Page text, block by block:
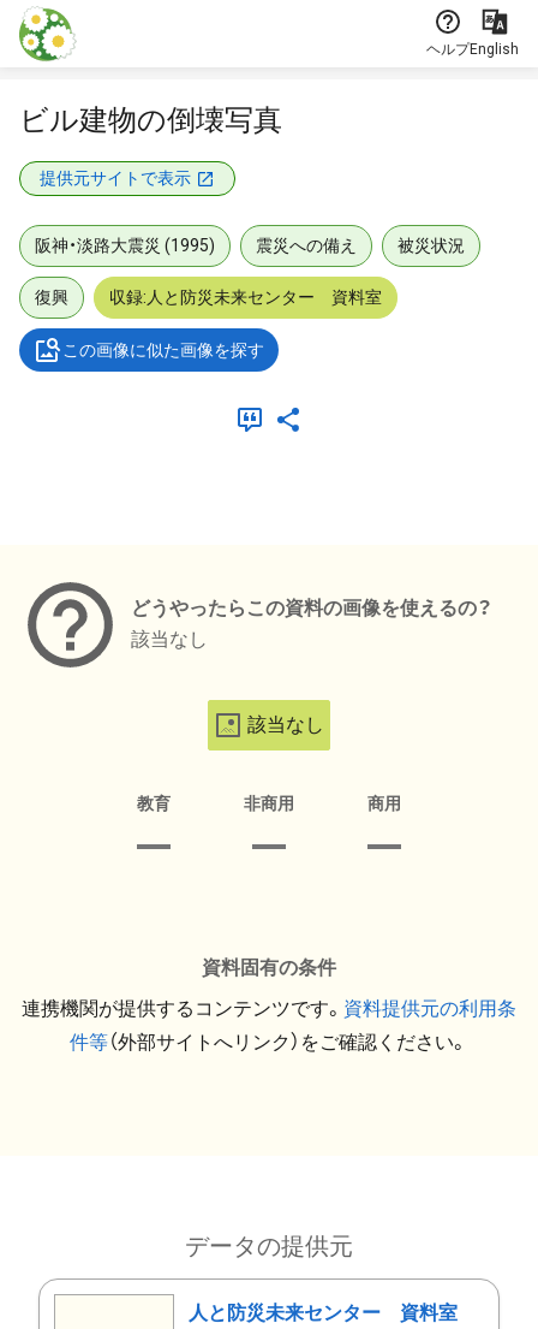
本文に飛ぶ
ヘルプEnglish
ビル建物の倒壊写真
提供元サイトで表示
阪神・淡路大震災 (1995) 震災への備え 被災状況
復興 収録:人と防災未来センター 資料室
この画像に似た画像を探す
どうやったらこの資料の画像を使えるの？
該当なし
該当なし
教育 非商用 商用
資料固有の条件
連携機関が提供するコンテンツです。 資料提供元の利用条
件等（外部サイトへリンク）をご確認ください。
データの提供元
人と防災未来センター 資料室